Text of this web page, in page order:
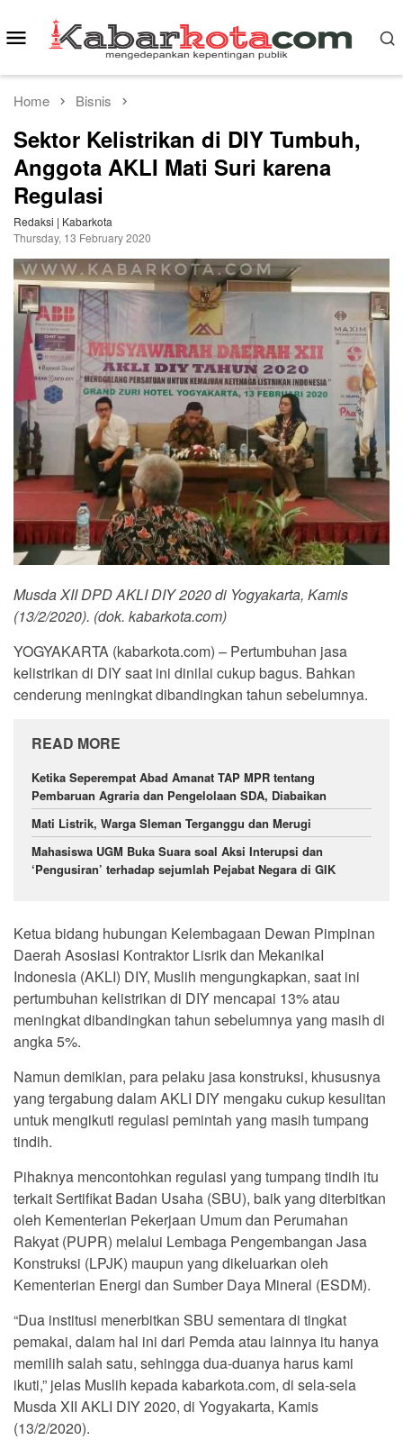
to
content
Mobile
Menu
Home Bisnis
Sektor Kelistrikan di DIY Tumbuh,
Anggota AKLI Mati Suri karena
Regulasi
Redaksi | Kabarkota
Thursday, 13 February 2020
Musda XII DPD AKLI DIY 2020 di Yogyakarta, Kamis
(13/2/2020). (dok. kabarkota.com)
YOGYAKARTA (kabarkota.com) – Pertumbuhan jasa
kelistrikan di DIY saat ini dinilai cukup bagus. Bahkan
cenderung meningkat dibandingkan tahun sebelumnya.
READ MORE
Ketika Seperempat Abad Amanat TAP MPR tentang
Pembaruan Agraria dan Pengelolaan SDA, Diabaikan
Mati Listrik, Warga Sleman Terganggu dan Merugi
Mahasiswa UGM Buka Suara soal Aksi Interupsi dan
‘Pengusiran’ terhadap sejumlah Pejabat Negara di GIK
Ketua bidang hubungan Kelembagaan Dewan Pimpinan
Daerah Asosiasi Kontraktor Lisrik dan MekanikaI
Indonesia (AKLI) DIY, Muslih mengungkapkan, saat ini
pertumbuhan kelistrikan di DIY mencapai 13% atau
meningkat dibandingkan tahun sebelumnya yang masih di
angka 5%.
Namun demikian, para pelaku jasa konstruksi, khususnya
yang tergabung dalam AKLI DIY mengaku cukup kesulitan
untuk mengikuti regulasi pemintah yang masih tumpang
tindih.
Pihaknya mencontohkan regulasi yang tumpang tindih itu
terkait Sertifikat Badan Usaha (SBU), baik yang diterbitkan
oleh Kementerian Pekerjaan Umum dan Perumahan
Rakyat (PUPR) melalui Lembaga Pengembangan Jasa
Konstruksi (LPJK) maupun yang dikeluarkan oleh
Kementerian Energi dan Sumber Daya Mineral (ESDM).
“Dua institusi menerbitkan SBU sementara di tingkat
pemakai, dalam hal ini dari Pemda atau lainnya itu hanya
memilih salah satu, sehingga dua-duanya harus kami
ikuti,” jelas Muslih kepada kabarkota.com, di sela-sela
Musda XII AKLI DIY 2020, di Yogyakarta, Kamis
(13/2/2020).